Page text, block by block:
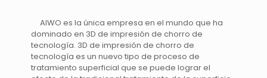
AIWO es la única empresa en el mundo que ha
dominado en 3D de impresión de chorro de
tecnología. 3D de impresión de chorro de
tecnología es un nuevo tipo de proceso de
tratamiento superficial que se puede lograr el